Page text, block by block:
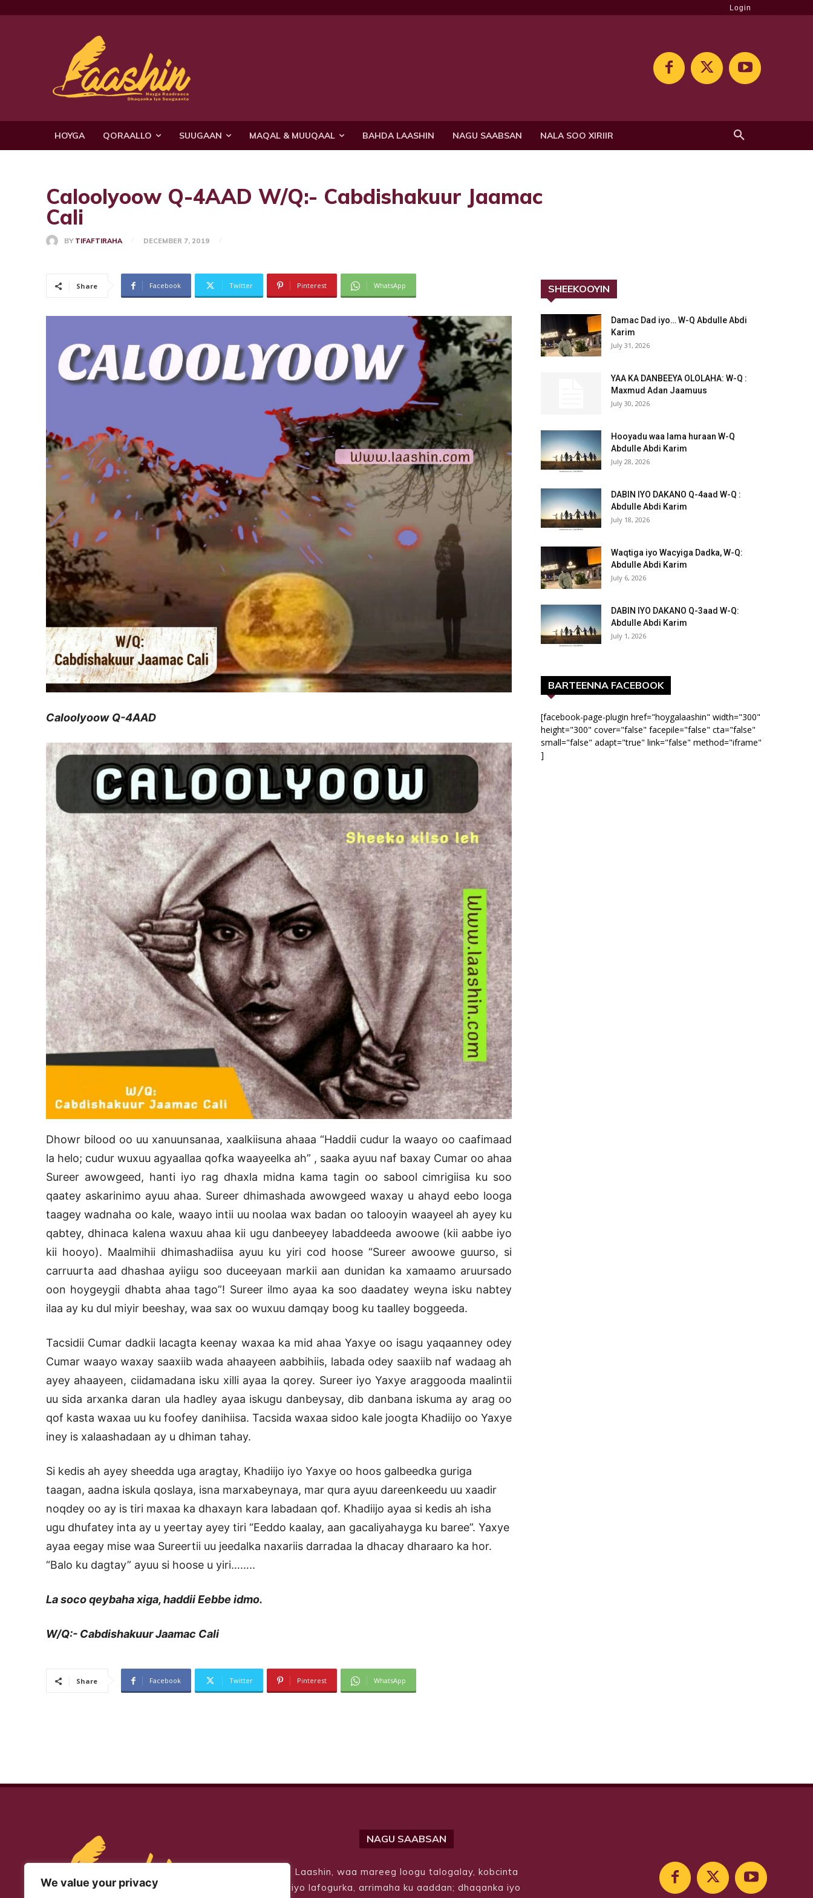
We value your privacy
Login
HOYGA QORAALLO SUUGAAN MAQAL & MUUQAAL BAHDA LAASHIN NAGU SAABSAN NALA SOO XIRIIR
Caloolyoow Q-4AAD W/Q:- Cabdishakuur Jaamac
Cali
BY TIFAFTIRAHA DECEMBER 7, 2019
Share Facebook Twitter Pinterest WhatsApp
Caloolyoow Q-4AAD
Dhowr bilood oo uu xanuunsanaa, xaalkiisuna ahaaa “Haddii cudur la waayo oo caafimaad
la helo; cudur wuxuu agyaallaa qofka waayeelka ah” , saaka ayuu naf baxay Cumar oo ahaa
Sureer awowgeed, hanti iyo rag dhaxla midna kama tagin oo sabool cimrigiisa ku soo
qaatey askarinimo ayuu ahaa. Sureer dhimashada awowgeed waxay u ahayd eebo looga
taagey wadnaha oo kale, waayo intii uu noolaa wax badan oo talooyin waayeel ah ayey ku
qabtey, dhinaca kalena waxuu ahaa kii ugu danbeeyey labaddeeda awoowe (kii aabbe iyo
kii hooyo). Maalmihii dhimashadiisa ayuu ku yiri cod hoose “Sureer awoowe guurso, si
carruurta aad dhashaa ayiigu soo duceeyaan markii aan dunidan ka xamaamo aruursado
oon hoygeygii dhabta ahaa tago”! Sureer ilmo ayaa ka soo daadatey weyna isku nabtey
ilaa ay ku dul miyir beeshay, waa sax oo wuxuu damqay boog ku taalley boggeeda.
Tacsidii Cumar dadkii lacagta keenay waxaa ka mid ahaa Yaxye oo isagu yaqaanney odey
Cumar waayo waxay saaxiib wada ahaayeen aabbihiis, labada odey saaxiib naf wadaag ah
ayey ahaayeen, ciidamadana isku xilli ayaa la qorey. Sureer iyo Yaxye araggooda maalintii
uu sida arxanka daran ula hadley ayaa iskugu danbeysay, dib danbana iskuma ay arag oo
qof kasta waxaa uu ku foofey danihiisa. Tacsida waxaa sidoo kale joogta Khadiijo oo Yaxye
iney is xalaashadaan ay u dhiman tahay.
Si kedis ah ayey sheedda uga aragtay, Khadiijo iyo Yaxye oo hoos galbeedka guriga
taagan, aadna iskula qoslaya, isna marxabeynaya, mar qura ayuu dareenkeedu uu xaadir
noqdey oo ay is tiri maxaa ka dhaxayn kara labadaan qof. Khadiijo ayaa si kedis ah isha
ugu dhufatey inta ay u yeertay ayey tiri “Eeddo kaalay, aan gacaliyahayga ku baree”. Yaxye
ayaa eegay mise waa Sureertii uu jeedalka naxariis darradaa la dhacay dharaaro ka hor.
“Balo ku dagtay” ayuu si hoose u yiri……..
La soco qeybaha xiga, haddii Eebbe idmo.
W/Q:- Cabdishakuur Jaamac Cali
Share Facebook Twitter Pinterest WhatsApp
SHEEKOOYIN
Damac Dad iyo… W-Q Abdulle Abdi
Karim
July 31, 2026
YAA KA DANBEEYA OLOLAHA: W-Q :
Maxmud Adan Jaamuus
July 30, 2026
Hooyadu waa lama huraan W-Q
Abdulle Abdi Karim
July 28, 2026
DABIN IYO DAKANO Q-4aad W-Q :
Abdulle Abdi Karim
July 18, 2026
Waqtiga iyo Wacyiga Dadka, W-Q:
Abdulle Abdi Karim
July 6, 2026
DABIN IYO DAKANO Q-3aad W-Q:
Abdulle Abdi Karim
July 1, 2026
BARTEENNA FACEBOOK
[facebook-page-plugin href="hoygalaashin" width="300"
height="300" cover="false" facepile="false" cta="false"
small="false" adapt="true" link="false" method="iframe"
]
NAGU SAABSAN
Laashin, waa mareeg loogu talogalay, kobcinta
iyo lafogurka, arrimaha ku aaddan; dhaqanka iyo